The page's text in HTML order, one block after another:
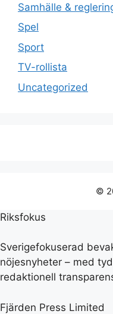
Samhälle &
Spel
Sport
TV-rollista
Uncategorized
©
Riksfokus
Sverigefokuserad
nöjesnyheter – med
redaktionell
Fjärden Press Limited